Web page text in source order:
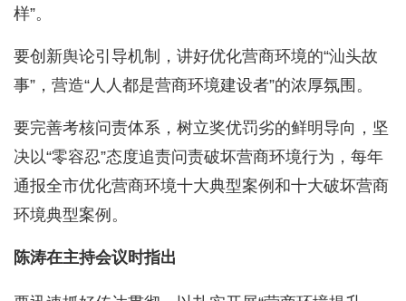
样”。
要创新舆论引导机制，讲好优化营商环境的“汕头故
事”，营造“人人都是营商环境建设者”的浓厚氛围。
要完善考核问责体系，树立奖优罚劣的鲜明导向，坚
决以“零容忍”态度追责问责破坏营商环境行为，每年
通报全市优化营商环境十大典型案例和十大破坏营商
环境典型案例。
陈涛在主持会议时指出